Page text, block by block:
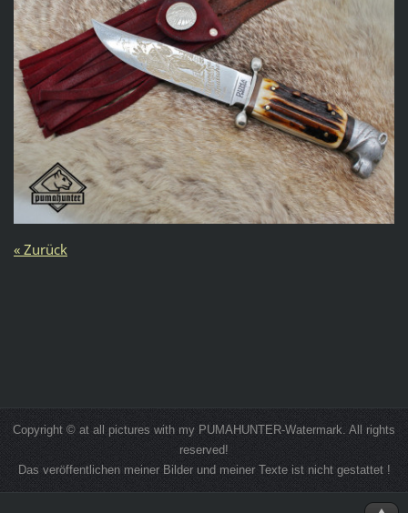
« Zurück
Copyright © at all pictures with my PUMAHUNTER-Watermark. All rights
reserved!
Das veröffentlichen meiner Bilder und meiner Texte ist nicht gestattet !